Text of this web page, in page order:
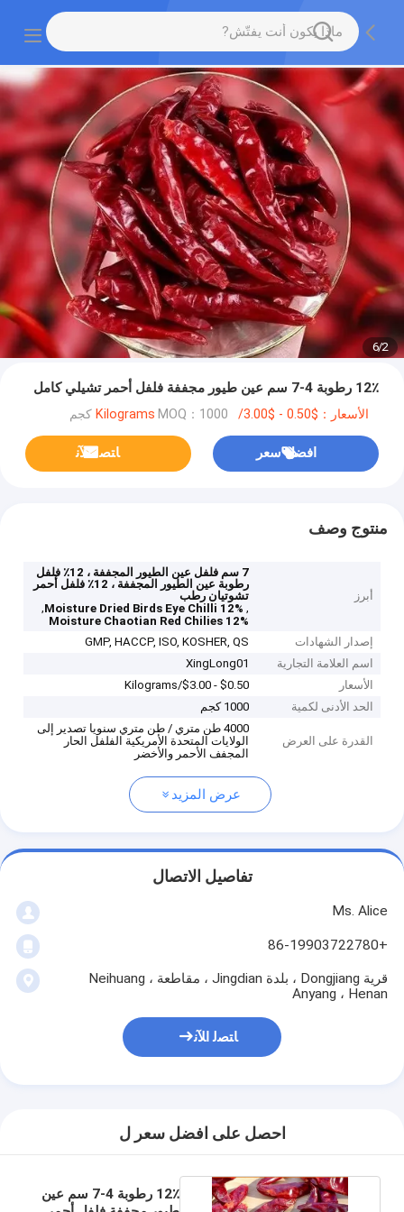
2
/
6
12٪ رطوبة 4-7 سم عين طيور مجففة فلفل أحمر تشيلي كامل
الأسعار：$0.50 - $3.00/Kilograms MOQ：1000 كجم
افضل سعر ﺎﺘﺼﻟ ﺍﻶﻧ
منتوج وصف
أبرز
7 سم فلفل عين الطيور المجففة ، 12٪ فلفل
رطوبة عين الطيور المجففة ، 12٪ فلفل أحمر
تشوتيان رطب
,
12% Moisture Dried Birds Eye Chilli
,
12% Moisture Chaotian Red Chilies
إصدار الشهادات
GMP, HACCP, ISO, KOSHER, QS
اسم العلامة التجارية
XingLong01
الأسعار
$0.50 - $3.00/Kilograms
الحد الأدنى لكمية
1000 كجم
القدرة على العرض
4000 طن متري / طن متري سنويا تصدير إلى
الولايات المتحدة الأمريكية الفلفل الحار
المجفف الأحمر والأخضر
عرض المزيد
تفاصيل الاتصال
Ms. Alice
+86-19903722780
قرية Dongjiang ، بلدة Jingdian ، مقاطعة Neihuang ،
Anyang ، Henan
ﺎﺘﺼﻟ ﺍﻶﻧ
احصل على افضل سعر ل
12٪ رطوبة 4-7 سم عين